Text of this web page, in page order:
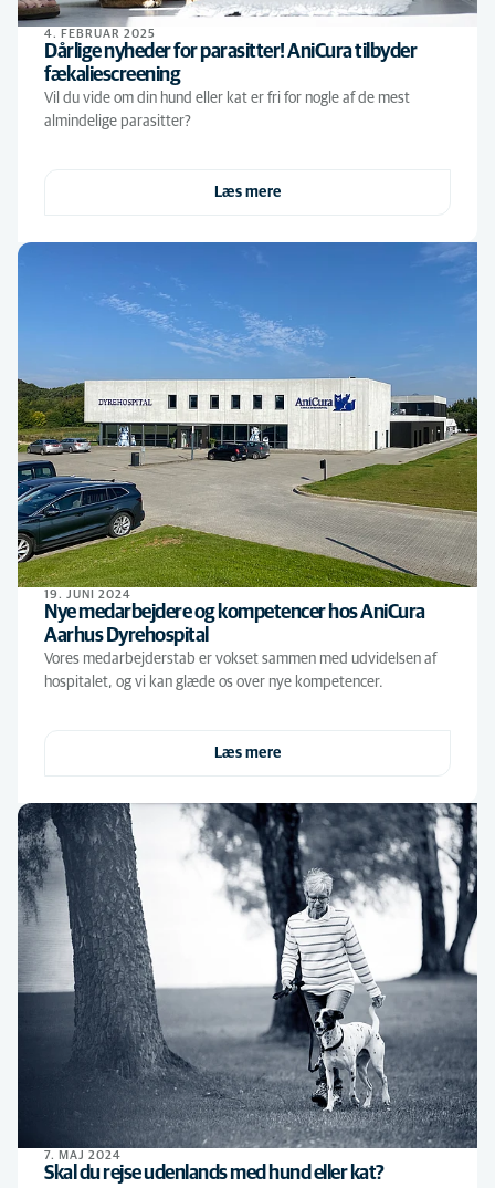
4. FEBRUAR 2025
Dårlige nyheder for parasitter! AniCura tilbyder
fækaliescreening
Vil du vide om din hund eller kat er fri for nogle af de mest
almindelige parasitter?
Læs mere
19. JUNI 2024
Nye medarbejdere og kompetencer hos AniCura
Aarhus Dyrehospital
Vores medarbejderstab er vokset sammen med udvidelsen af
hospitalet, og vi kan glæde os over nye kompetencer.
Læs mere
7. MAJ 2024
Skal du rejse udenlands med hund eller kat?